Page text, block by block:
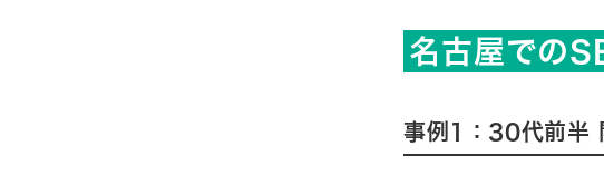
名古屋での
事例1：30代前半